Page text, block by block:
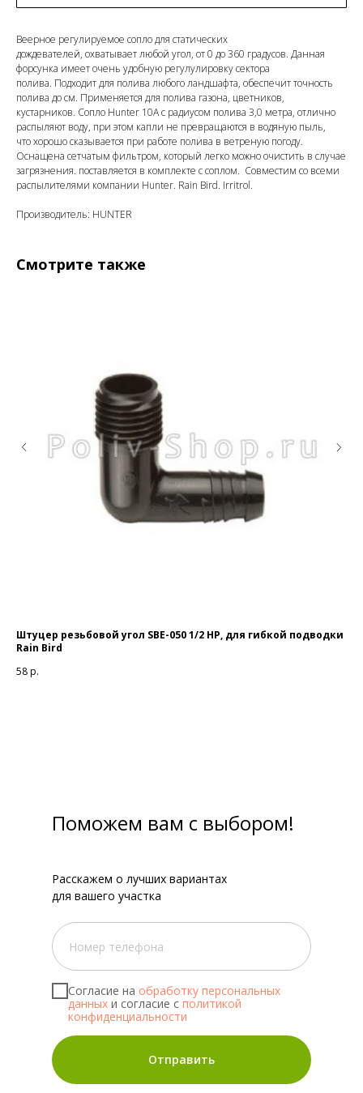
Веерное регулируемое сопло для статических
дождевателей, охватывает любой угол, от 0 до 360 градусов. Данная
форсунка имеет очень удобную регулулировку сектора
полива. Подходит для полива любого ландшафта, обеспечит точность
полива до см. Применяется для полива газона, цветников,
кустарников. Сопло Hunter 10A с радиусом полива 3,0 метра, отлично
распыляют воду, при этом капли не превращаются в водяную пыль,
что хорошо сказывается при работе полива в ветреную погоду.
Оснащена сетчатым фильтром, который легко можно очистить в случае
загрязнения. поставляется в комплекте с соплом. Совместим со всеми
распылителями компании Hunter. Rain Bird. Irritrol.
Производитель: HUNTER
Смотрите также
Штуцер резьбовой угол SBE-050 1/2 НР, для гибкой подводки
Rain Bird
58р.
Согласие на обработку персональных
данных и согласие с политикой
конфиденциальности
Отправить
Поможем вам с выбором!
Расскажем о лучших вариантах
для вашего участка